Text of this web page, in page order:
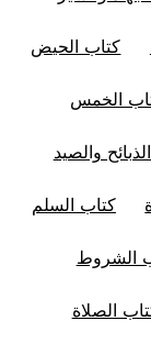
كتاب الحيض
الخمس
والصيد
كتاب السلم
الشروط
الصلاة